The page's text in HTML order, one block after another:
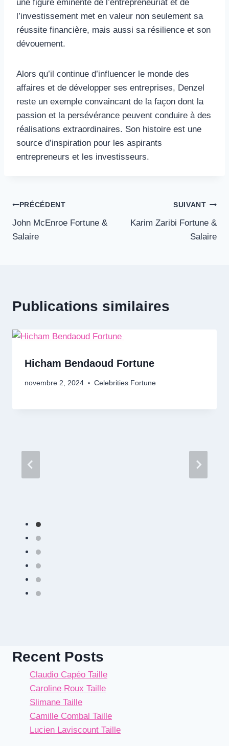
une figure éminente de l’entrepreneuriat et de
l’investissement met en valeur non seulement sa
réussite financière, mais aussi sa résilience et son
dévouement.
Alors qu’il continue d’influencer le monde des
affaires et de développer ses entreprises, Denzel
reste un exemple convaincant de la façon dont la
passion et la persévérance peuvent conduire à des
réalisations extraordinaires. Son histoire est une
source d’inspiration pour les aspirants
entrepreneurs et les investisseurs.
Navigation
de
PRÉCÉDENT
John McEnroe Fortune &
Salaire
SUIVANT
Karim Zaribi Fortune &
Salaire
Publications similaires
Hicham Bendaoud Fortune
novembre 2, 2024 Celebrities Fortune
Recent Posts
Claudio Capéo Taille
Caroline Roux Taille
Slimane Taille
Camille Combal Taille
Lucien Laviscount Taille